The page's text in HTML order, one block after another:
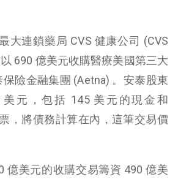
大連鎖藥局 CVS 健康公司 (CVS
690 億美元收購醫療美國第三大
險金融集團 (Aetna) 。安泰股東
元，包括 145 美元的現金和
，將債務計算在內，這筆交易價
億美元的收購交易籌資 490 億美